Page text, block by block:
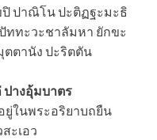
ปาณิโน ปะติฏฐะมะธิ
ททะวะชาลัมหา ยักขะ
ตานัง ปะริตตัน
ปางอุ้มบาตร
ในพระอริยาบถยืน
ะเอว